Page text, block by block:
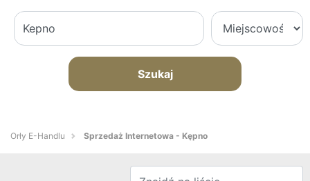
Szukaj
Orły E-Handlu Sprzedaż Internetowa - Kępno